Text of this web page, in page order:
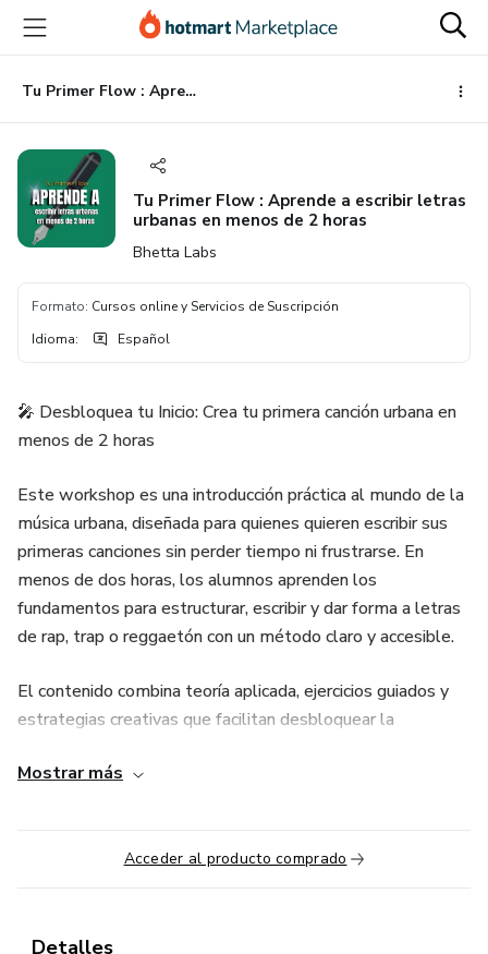
principal
página
de
página
Tu Primer Flow : Aprende a escribir letras urbanas en menos de 2 horas
Tu Primer Flow : Aprende a escribir letras
urbanas en menos de 2 horas
Bhetta Labs
Formato: Cursos online y Servicios de Suscripción
Idioma: Español
🎤 Desbloquea tu Inicio: Crea tu primera canción urbana en
menos de 2 horas
Este workshop es una introducción práctica al mundo de la
música urbana, diseñada para quienes quieren escribir sus
primeras canciones sin perder tiempo ni frustrarse. En
menos de dos horas, los alumnos aprenden los
fundamentos para estructurar, escribir y dar forma a letras
de rap, trap o reggaetón con un método claro y accesible.
El contenido combina teoría aplicada, ejercicios guiados y
estrategias creativas que facilitan desbloquear la
día. No se requiere experiencia musical previa ni
El creador es productor y artista urbano con experiencia en
orquesta y música moderna, lo que le da al taller una base
Mostrar más
Acceder al producto comprado
Detalles